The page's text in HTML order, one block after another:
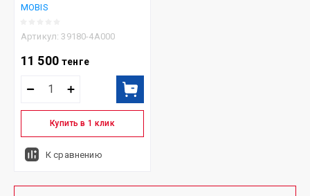
MOBIS
Артикул: 39180-4A000
11 500 тенге
Купить в 1 клик
К сравнению